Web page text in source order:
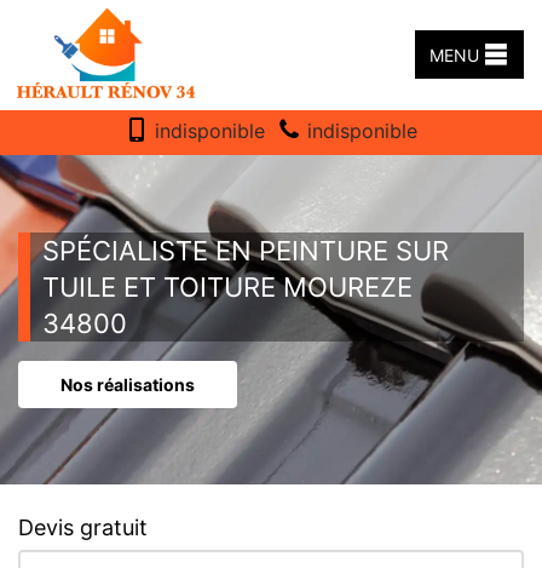
MENU
indisponible indisponible
SPÉCIALISTE EN PEINTURE SUR
TUILE ET TOITURE MOUREZE
34800
Nos réalisations
Devis gratuit